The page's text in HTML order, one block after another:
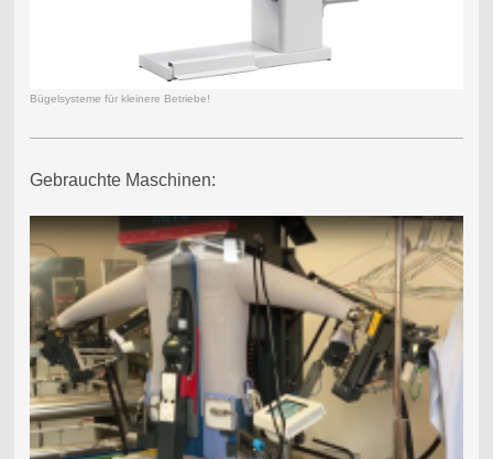
Bügelsysteme für kleinere Betriebe!
Gebrauchte Maschinen: